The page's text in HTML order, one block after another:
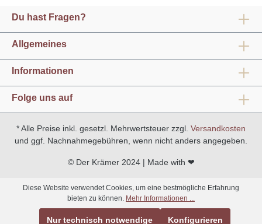
Du hast Fragen?
Allgemeines
Informationen
Folge uns auf
* Alle Preise inkl. gesetzl. Mehrwertsteuer zzgl. Versandkosten
und ggf. Nachnahmegebühren, wenn nicht anders angegeben.
© Der Krämer 2024 | Made with ❤
Diese Website verwendet Cookies, um eine bestmögliche Erfahrung
bieten zu können. Mehr Informationen ...
Nur technisch notwendige Konfigurieren